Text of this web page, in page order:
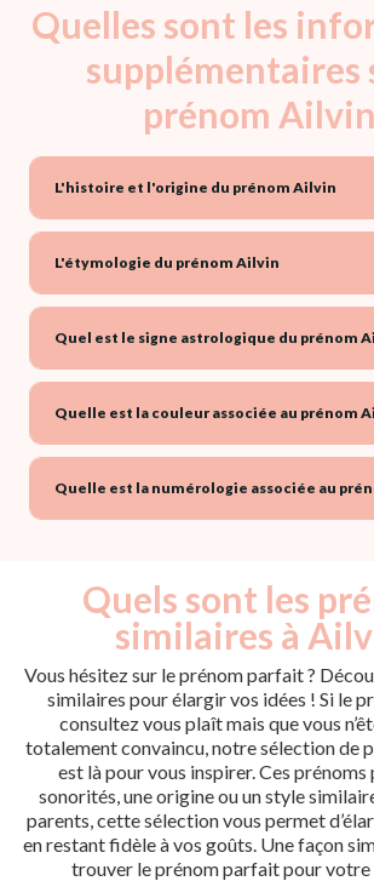
Quelles sont les
supplémentaires
prénom
L'histoire et l'origine du prénom Ailvin
L'étymologie du prénom Ailvin
Quel est le signe astrologique du prénom
Quelle est la couleur associée au prénom
Quelle est la numérologie associée au
Quels sont les
similaires à
Vous hésitez sur le prénom parfait ?
similaires pour élargir vos idées ! Si le
consultez vous plaît mais que vous
totalement convaincu, notre sélection de
est là pour vous inspirer. Ces
sonorités, une origine ou un style
parents, cette sélection vous permet
en restant fidèle à vos goûts. Une façon
trouver le prénom parfait pour